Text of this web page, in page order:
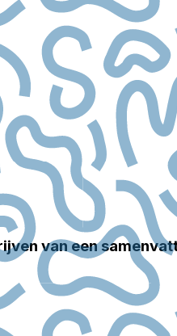
van een